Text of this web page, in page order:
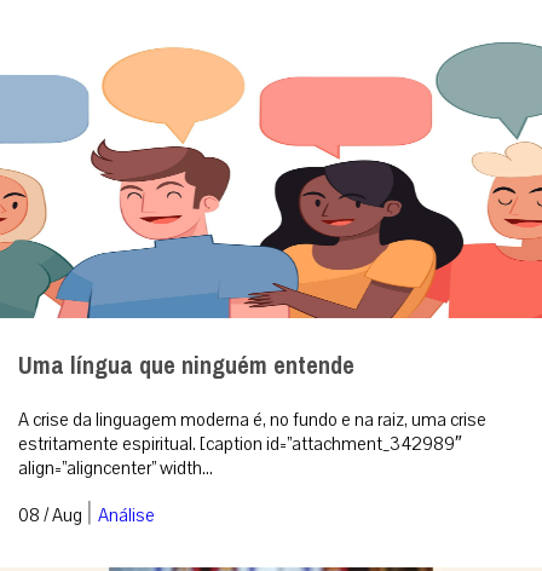
Uma língua que ninguém entende
A crise da linguagem moderna é, no fundo e na raiz, uma crise
estritamente espiritual. [caption id=”attachment_342989″
align=”aligncenter” width...
08 / Aug | Análise